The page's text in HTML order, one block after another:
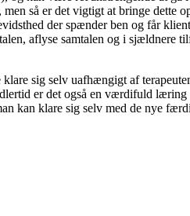
så er det vigtigt at bringe dette
der spænder ben og får
aflyse samtalen og i sjældnere
sig selv uafhængigt af
er det også en værdifuld
kan klare sig selv med de nye